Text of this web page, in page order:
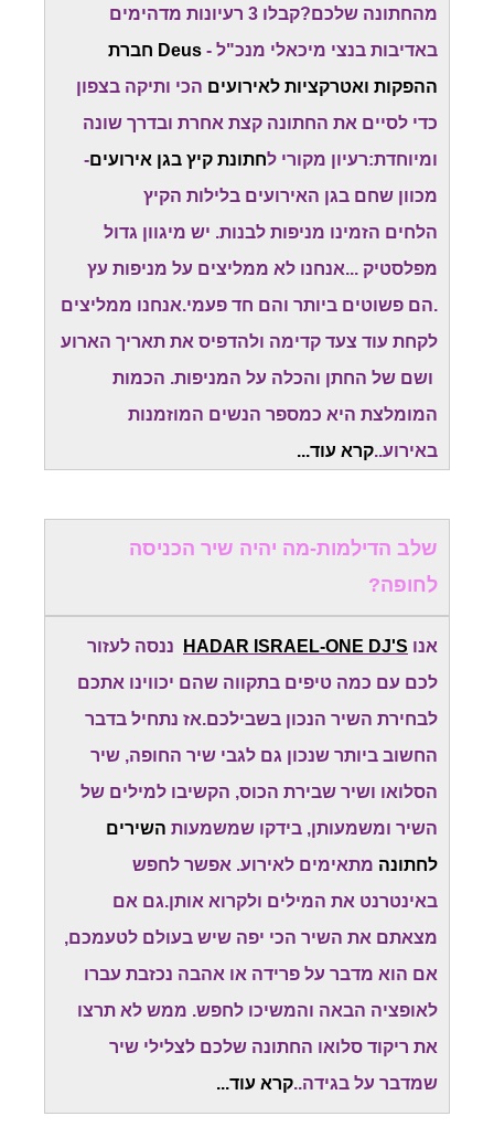
מהחתונה שלכם?קבלו 3 רעיונות מדהימים
באדיבות בנצי מיכאלי מנכ"ל -
Deus חברת
ההפקות ואטרקציות לאירועים הכי ותיקה בצפון
כדי לסיים את החתונה קצת אחרת ובדרך שונה
ומיוחדת:רעיון מקורי לחתונת קיץ בגן אירועים-
מכוון שחם בגן האירועים בלילות הקיץ
הלחים הזמינו מניפות לבנות. יש מיגוון גדול
מפלסטיק ...אנחנו לא ממליצים על מניפות עץ
.הם פשוטים ביותר והם חד פעמי.אנחנו ממליצים
לקחת עוד צעד קדימה ולהדפיס את תאריך הארוע
ושם של החתן והכלה על המניפות. הכמות
המומלצת היא כמספר הנשים המוזמנות
באירוע..קרא עוד...
שלב הדילמות-מה יהיה שיר הכניסה
לחופה?
אנו HADAR ISRAEL-ONE DJ'S
ננסה לעזור
לכם עם כמה טיפים בתקווה שהם יכווינו אתכם
לבחירת השיר הנכון בשבילכם.אז נתחיל בדבר
החשוב ביותר שנכון גם לגבי שיר החופה, שיר
הסלואו ושיר שבירת הכוס, הקשיבו למילים של
השיר ומשמעותן, בידקו שמשמעות השירים
לחתונה מתאימים לאירוע. אפשר לחפש
באינטרנט את המילים ולקרוא אותן.גם אם
מצאתם את השיר הכי יפה שיש בעולם לטעמכם,
אם הוא מדבר על פרידה או אהבה נכזבת עברו
לאופציה הבאה והמשיכו לחפש. ממש לא תרצו
את ריקוד סלואו החתונה שלכם לצלילי שיר
שמדבר על בגידה.
.קרא עוד...